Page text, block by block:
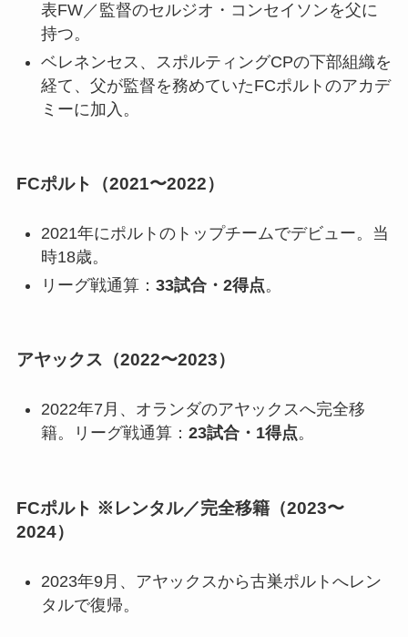
表FW／監督のセルジオ・コンセイソンを父に
持つ。
ベレネンセス、スポルティングCPの下部組織を
経て、父が監督を務めていたFCポルトのアカデ
ミーに加入。
FCポルト（2021〜2022）
2021年にポルトのトップチームでデビュー。当
時18歳。
リーグ戦通算： 33試合・2得点。
アヤックス（2022〜2023）
2022年7月、オランダのアヤックスへ完全移
籍。リーグ戦通算： 23試合・1得点。
FCポルト ※レンタル／完全移籍（2023〜
2024）
2023年9月、アヤックスから古巣ポルトへレン
タルで復帰。